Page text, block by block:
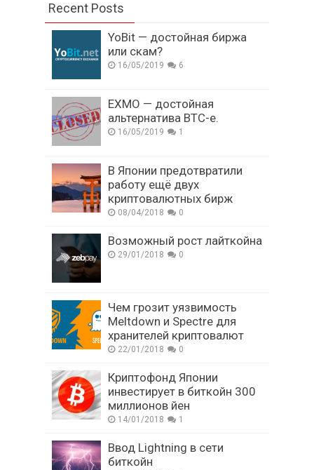
Recent Posts
YoBit — достойная биржа
или скам?
16/05/2019 6
EXMO — достойная
альтернатива BTC-e.
16/05/2019 1
В Японии предотвратили
работу ещё двух
криптовалютных бирж
08/04/2018 0
Возможный рост лайткойна
29/01/2018 0
Чем грозит уязвимость
Meltdown и Spectre для
хранителей криптовалют
22/01/2018 0
Криптофонд Японии
инвестирует в биткойн 300
миллионов йен
14/01/2018 1
Ввод Lightning в сети
биткойн